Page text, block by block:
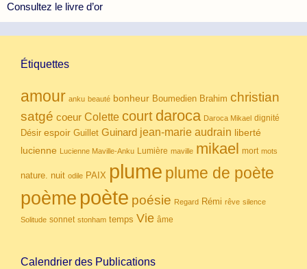
Consultez le livre d’or
Étiquettes
amour anku beauté bonheur Boumedien Brahim christian
satgé coeur Colette court daroca Daroca Mikael dignité
Désir espoir Guillet Guinard jean-marie audrain liberté
lucienne Lucienne Maville-Anku Lumière maville mikael mort mots
nature. nuit odile PAIX plume plume de poète
poème poète poésie Regard Rémi rêve silence
Solitude sonnet stonham temps Vie âme
Calendrier des Publications